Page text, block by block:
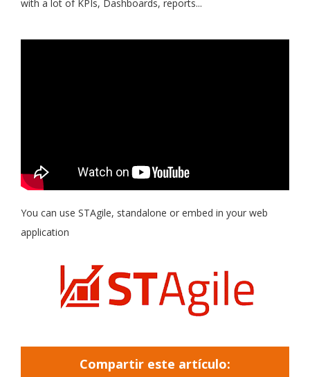
with a lot of KPIs, Dashboards, reports...
You can use STAgile, standalone or embed in your web
application
Compartir este artículo: